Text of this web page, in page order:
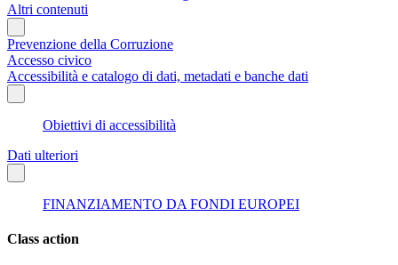
Altri contenuti
Prevenzione della Corruzione
Accesso civico
Accessibilità e catalogo di dati, metadati e banche dati
Obiettivi di accessibilità
Dati ulteriori
FINANZIAMENTO DA FONDI EUROPEI
Class action